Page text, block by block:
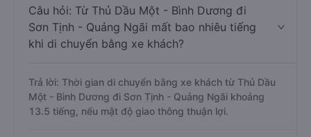
Câu hỏi: Từ Thủ Dầu Một - Bình Dương đi
Sơn Tịnh - Quảng Ngãi mất bao nhiêu tiếng
khi di chuyển bằng xe khách?
Trả lời: Thời gian di chuyển bằng xe khách từ Thủ Dầu
Một - Bình Dương đi Sơn Tịnh - Quảng Ngãi khoảng
13.5 tiếng, nếu mật độ giao thông thuận lợi.